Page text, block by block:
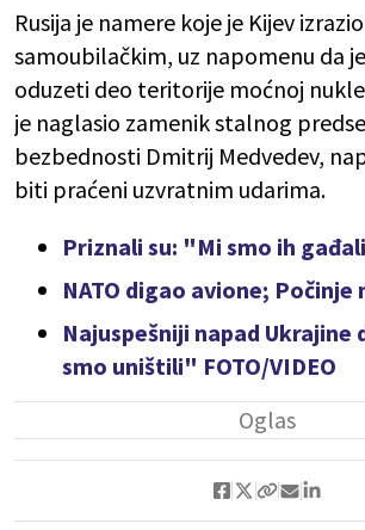
Rusija je namere koje je Kijev
samoubilačkim, uz napomenu da
oduzeti deo teritorije moćnoj
je naglasio zamenik stalnog
bezbednosti Dmitrij Medvedev,
biti praćeni uzvratnim udarima.
Priznali su: "Mi smo ih
NATO digao avione; Počinje
Najuspešniji napad Ukrajine
smo uništili" FOTO/VIDEO